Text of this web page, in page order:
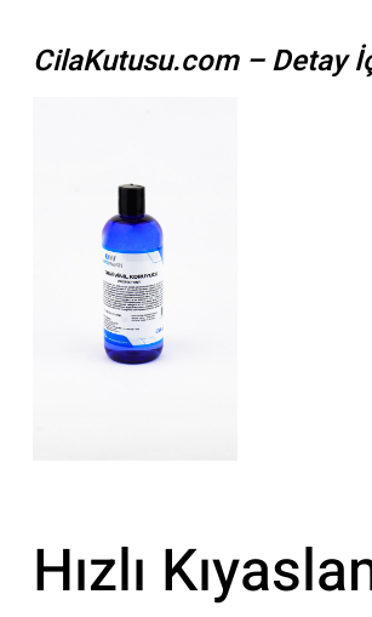
CilaKutusu.com – Detay
Hızlı